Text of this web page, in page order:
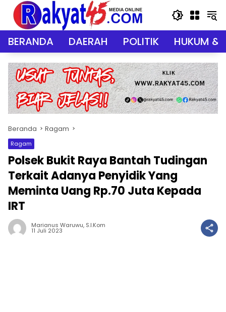
Langsung
konten
BERANDA DAERAH POLITIK HUKUM &
Beranda Ragam
Ragam
Polsek Bukit Raya Bantah Tudingan
Terkait Adanya Penyidik Yang
Meminta Uang Rp.70 Juta Kepada
IRT
Marianus Waruwu, S.I.Kom
11 Juli 2023